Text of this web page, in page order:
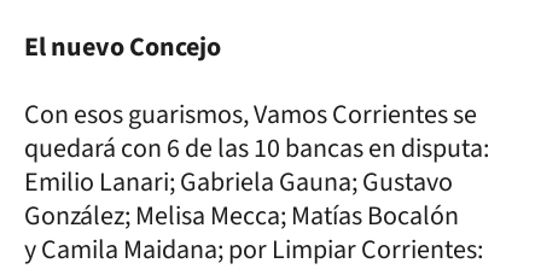
El nuevo Concejo
Con esos guarismos, Vamos Corrientes se
quedará con 6 de las 10 bancas en disputa:
Emilio Lanari; Gabriela Gauna; Gustavo
González; Melisa Mecca; Matías Bocalón
y Camila Maidana; por Limpiar Corrientes: